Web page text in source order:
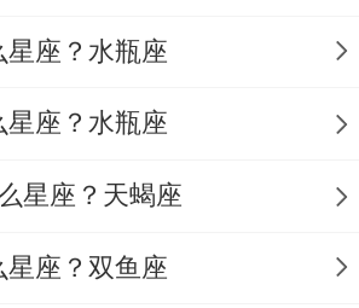
量对先天特质的调节作用！
的群体，定期进行能量峰
定提升选择质量.在这样的条
星座？水瓶座
星座？水瓶座
星座？天蝎座
星座？双鱼座